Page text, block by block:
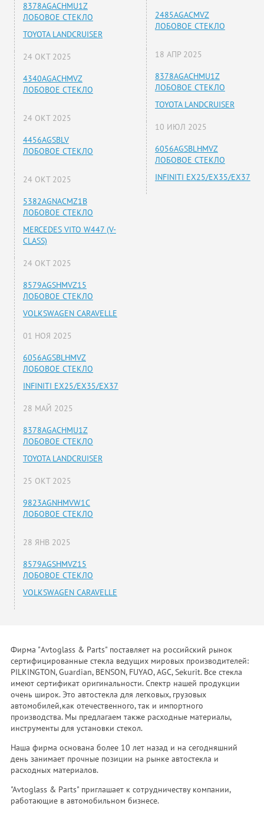
8378AGACHMU1Z
ЛОБОВОЕ СТЕКЛО
TOYOTA LANDCRUISER
24 ОКТ 2025
4340AGACHMVZ
ЛОБОВОЕ СТЕКЛО
24 ОКТ 2025
4456AGSBLV
ЛОБОВОЕ СТЕКЛО
24 ОКТ 2025
5382AGNACMZ1B
ЛОБОВОЕ СТЕКЛО
MERCEDES VITO W447 (V-
CLASS)
24 ОКТ 2025
8579AGSHMVZ15
ЛОБОВОЕ СТЕКЛО
VOLKSWAGEN CARAVELLE
01 НОЯ 2025
6056AGSBLHMVZ
ЛОБОВОЕ СТЕКЛО
INFINITI EX25/EX35/EX37
28 МАЙ 2025
8378AGACHMU1Z
ЛОБОВОЕ СТЕКЛО
TOYOTA LANDCRUISER
25 ОКТ 2025
9823AGNHMVW1C
ЛОБОВОЕ СТЕКЛО
28 ЯНВ 2025
8579AGSHMVZ15
ЛОБОВОЕ СТЕКЛО
VOLKSWAGEN CARAVELLE
2485AGACMVZ
ЛОБОВОЕ СТЕКЛО
18 АПР 2025
8378AGACHMU1Z
ЛОБОВОЕ СТЕКЛО
TOYOTA LANDCRUISER
10 ИЮЛ 2025
6056AGSBLHMVZ
ЛОБОВОЕ СТЕКЛО
INFINITI EX25/EX35/EX37
Фирма "Avtoglass & Parts" поставляет на российский рынок
сертифицированные стекла ведущих мировых производителей:
PILKINGTON, Guardian, BENSON, FUYAO, AGC, Sekurit. Все стекла
имеют сертификат оригинальности. Спектр нашей продукции
очень широк. Это автостекла для легковых, грузовых
автомобилей,как отечественного, так и импортного
производства. Мы предлагаем также расходные материалы,
инструменты для установки стекол.
Наша фирма основана более 10 лет назад и на сегодняшний
день занимает прочные позиции на рынке автостекла и
расходных материалов.
"Avtoglass & Parts" приглашает к сотрудничеству компании,
работающие в автомобильном бизнесе.